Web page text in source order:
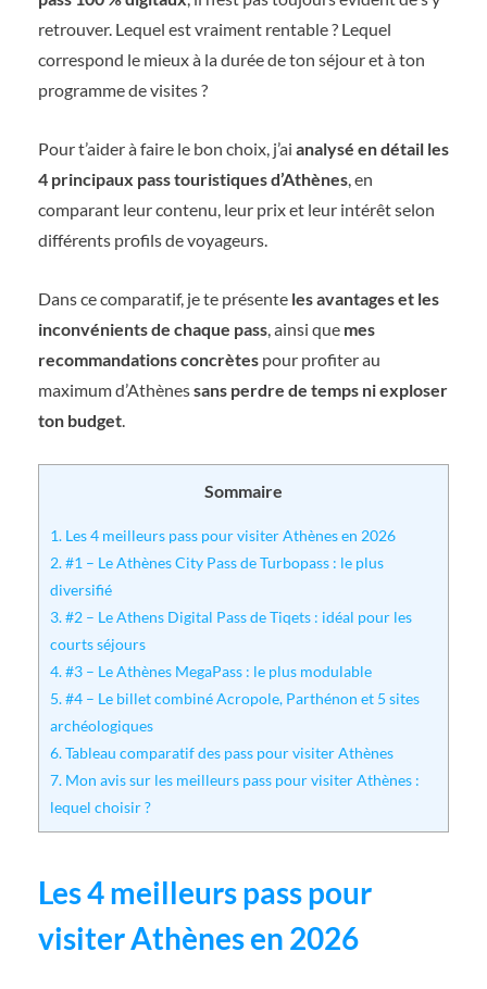
retrouver. Lequel est vraiment rentable ? Lequel
correspond le mieux à la durée de ton séjour et à ton
programme de visites ?
Pour t’aider à faire le bon choix, j’ai analysé en détail les
4 principaux pass touristiques d’Athènes, en
comparant leur contenu, leur prix et leur intérêt selon
différents profils de voyageurs.
Dans ce comparatif, je te présente les avantages et les
inconvénients de chaque pass, ainsi que mes
recommandations concrètes pour profiter au
maximum d’Athènessans perdre de temps ni exploser
ton budget.
Sommaire
1. Les 4 meilleurs pass pour visiter Athènes en 2026
2.#1 – Le Athènes City Pass de Turbopass : le plus
diversifié
3.#2 – Le Athens Digital Pass de Tiqets : idéal pour les
courts séjours
4.#3 – Le Athènes MegaPass : le plus modulable
5.#4 – Le billet combiné Acropole, Parthénon et 5 sites
archéologiques
6.Tableau comparatif des pass pour visiter Athènes
7. Mon avis sur les meilleurs pass pour visiter Athènes :
lequel choisir ?
Les 4 meilleurs pass pour
visiter Athènes en 2026